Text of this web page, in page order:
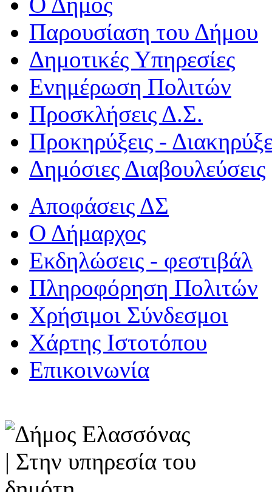
Παρουσίαση του Δήμου
Δημοτικές Υπηρεσίες
Ενημέρωση Πολιτών
Προσκλήσεις Δ.Σ.
Προκηρύξεις -
Δημόσιες Διαβουλεύσεις
Αποφάσεις ΔΣ
Ο Δήμαρχος
Εκδηλώσεις - φεστιβάλ
Πληροφόρηση Πολιτών
Χρήσιμοι Σύνδεσμοι
Χάρτης Ιστοτόπου
Επικοινωνία